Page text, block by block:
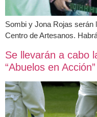
Sombi y Jona Rojas serán
Centro de Artesanos.
Se llevarán a cabo
“Abuelos en Acción”